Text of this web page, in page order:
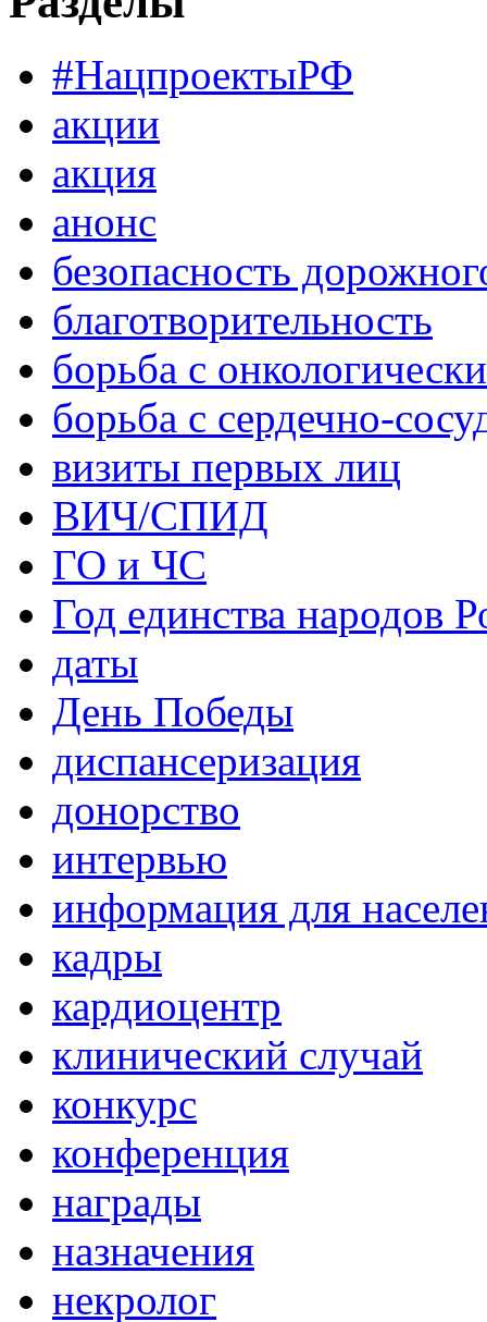
#НацпроектыРФ
акции
акция
анонс
безопасность
благотворительность
борьба с
борьба с сердечно-
визиты первых лиц
ВИЧ/СПИД
ГО и ЧС
Год единства народов
даты
День Победы
диспансеризация
донорство
интервью
информация для
кадры
кардиоцентр
клинический случай
конкурс
конференция
награды
назначения
некролог